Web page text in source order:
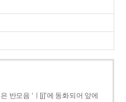
반모음 ‘ㅣ[j]’에 동화되어 앞에